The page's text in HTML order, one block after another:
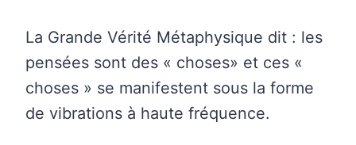
La Grande Vérité Métaphysique dit : les
pensées sont des « choses» et ces «
choses » se manifestent sous la forme
de vibrations à haute fréquence.